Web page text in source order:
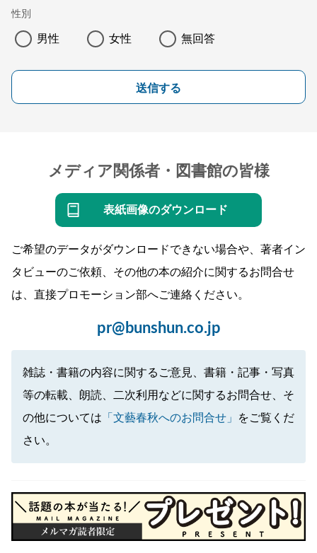
性別
男性 女性 無回答
送信する
メディア関係者・図書館の皆様
表紙画像のダウンロード
ご希望のデータがダウンロードできない場合や、著者イン
タビューのご依頼、その他の本の紹介に関するお問合せ
は、直接プロモーション部へご連絡ください。
pr@bunshun.co.jp
雑誌・書籍の内容に関するご意見、書籍・記事・写真
等の転載、朗読、二次利用などに関するお問合せ、そ
の他については 「文藝春秋へのお問合せ」
をご覧くだ
さい。